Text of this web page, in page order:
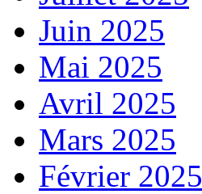
Juin 2025
Mai 2025
Avril 2025
Mars 2025
Février 2025